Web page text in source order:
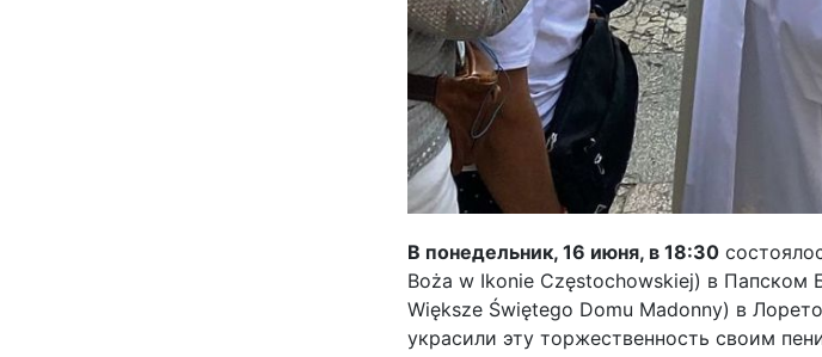
В понедельник, 16 июня, в 18:30
Boża w Ikonie Częstochowskiej) в
Większe Świętego Domu Madonny) в
украсили эту торжественность своим